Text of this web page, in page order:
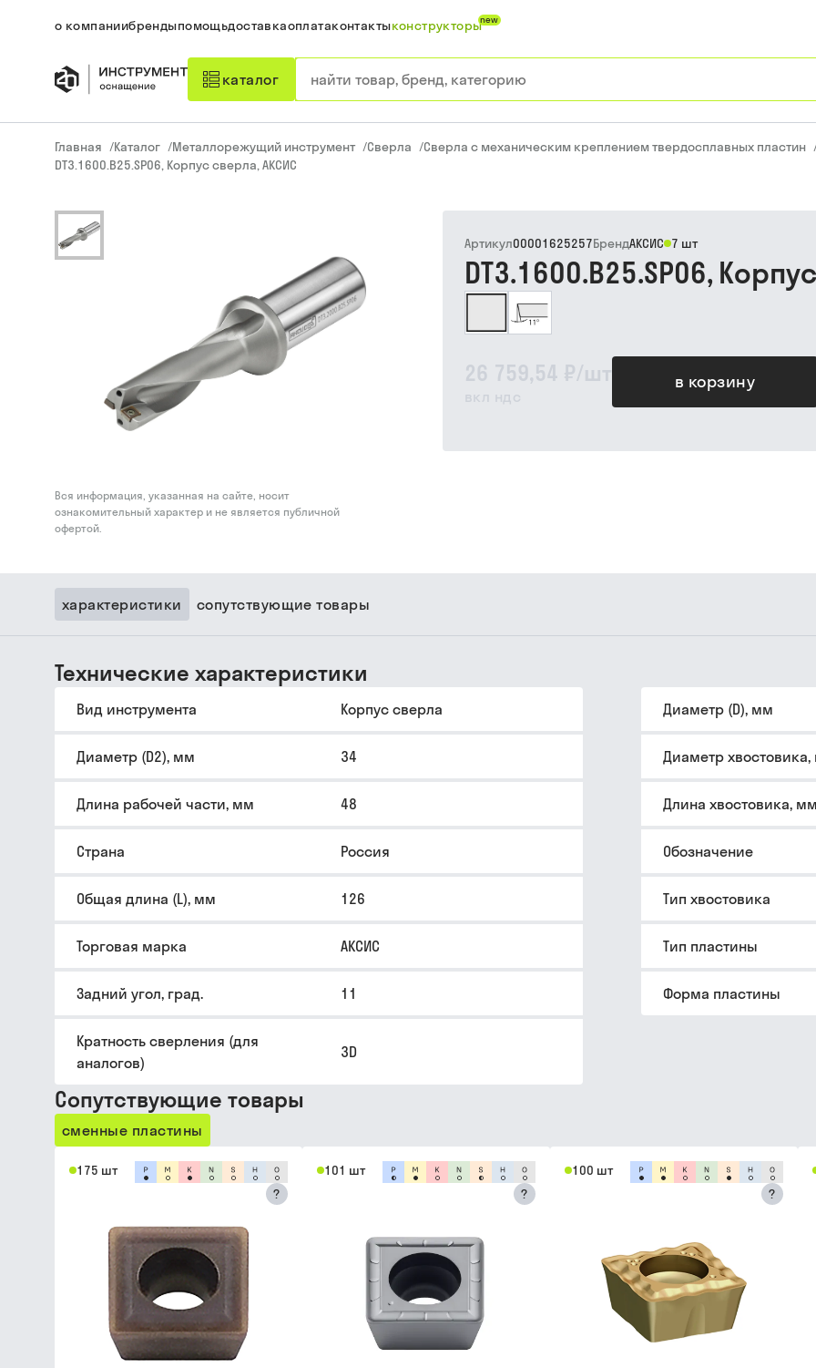
о компаниибрендыпомощьдоставкаоплатаконтактыконструкторыnew
каталог
Главная /Каталог /Металлорежущий инструмент /Сверла /Сверла с механическим креплением твердосплавных пластин
DT3.1600.B25.SP06, Корпус сверла, АКСИС
Вся информация, указанная на сайте, носит
ознакомительный характер и не является публичной
офертой.
26 759,54 ₽/шт
вкл ндс
в корзину
Артикул00001625257БрендАКСИС 7 шт
DT3.1600.B25.SP06,
характеристики сопутствующие товары
Технические характеристики
Вид инструмента Корпус сверла Диаметр (D), мм
Диаметр (D2), мм 34 Диаметр
Длина рабочей части, мм 48 Длина хвостовика, мм
Страна Россия Обозначение
Общая длина (L), мм 126 Тип хвостовика
Торговая марка АКСИС Тип пластины
Задний угол, град. 11 Форма пластины
Кратность сверления (для
аналогов)
3D
Сопутствующие товары
сменные пластины
175 шт
?
101 шт
?
100 шт
?